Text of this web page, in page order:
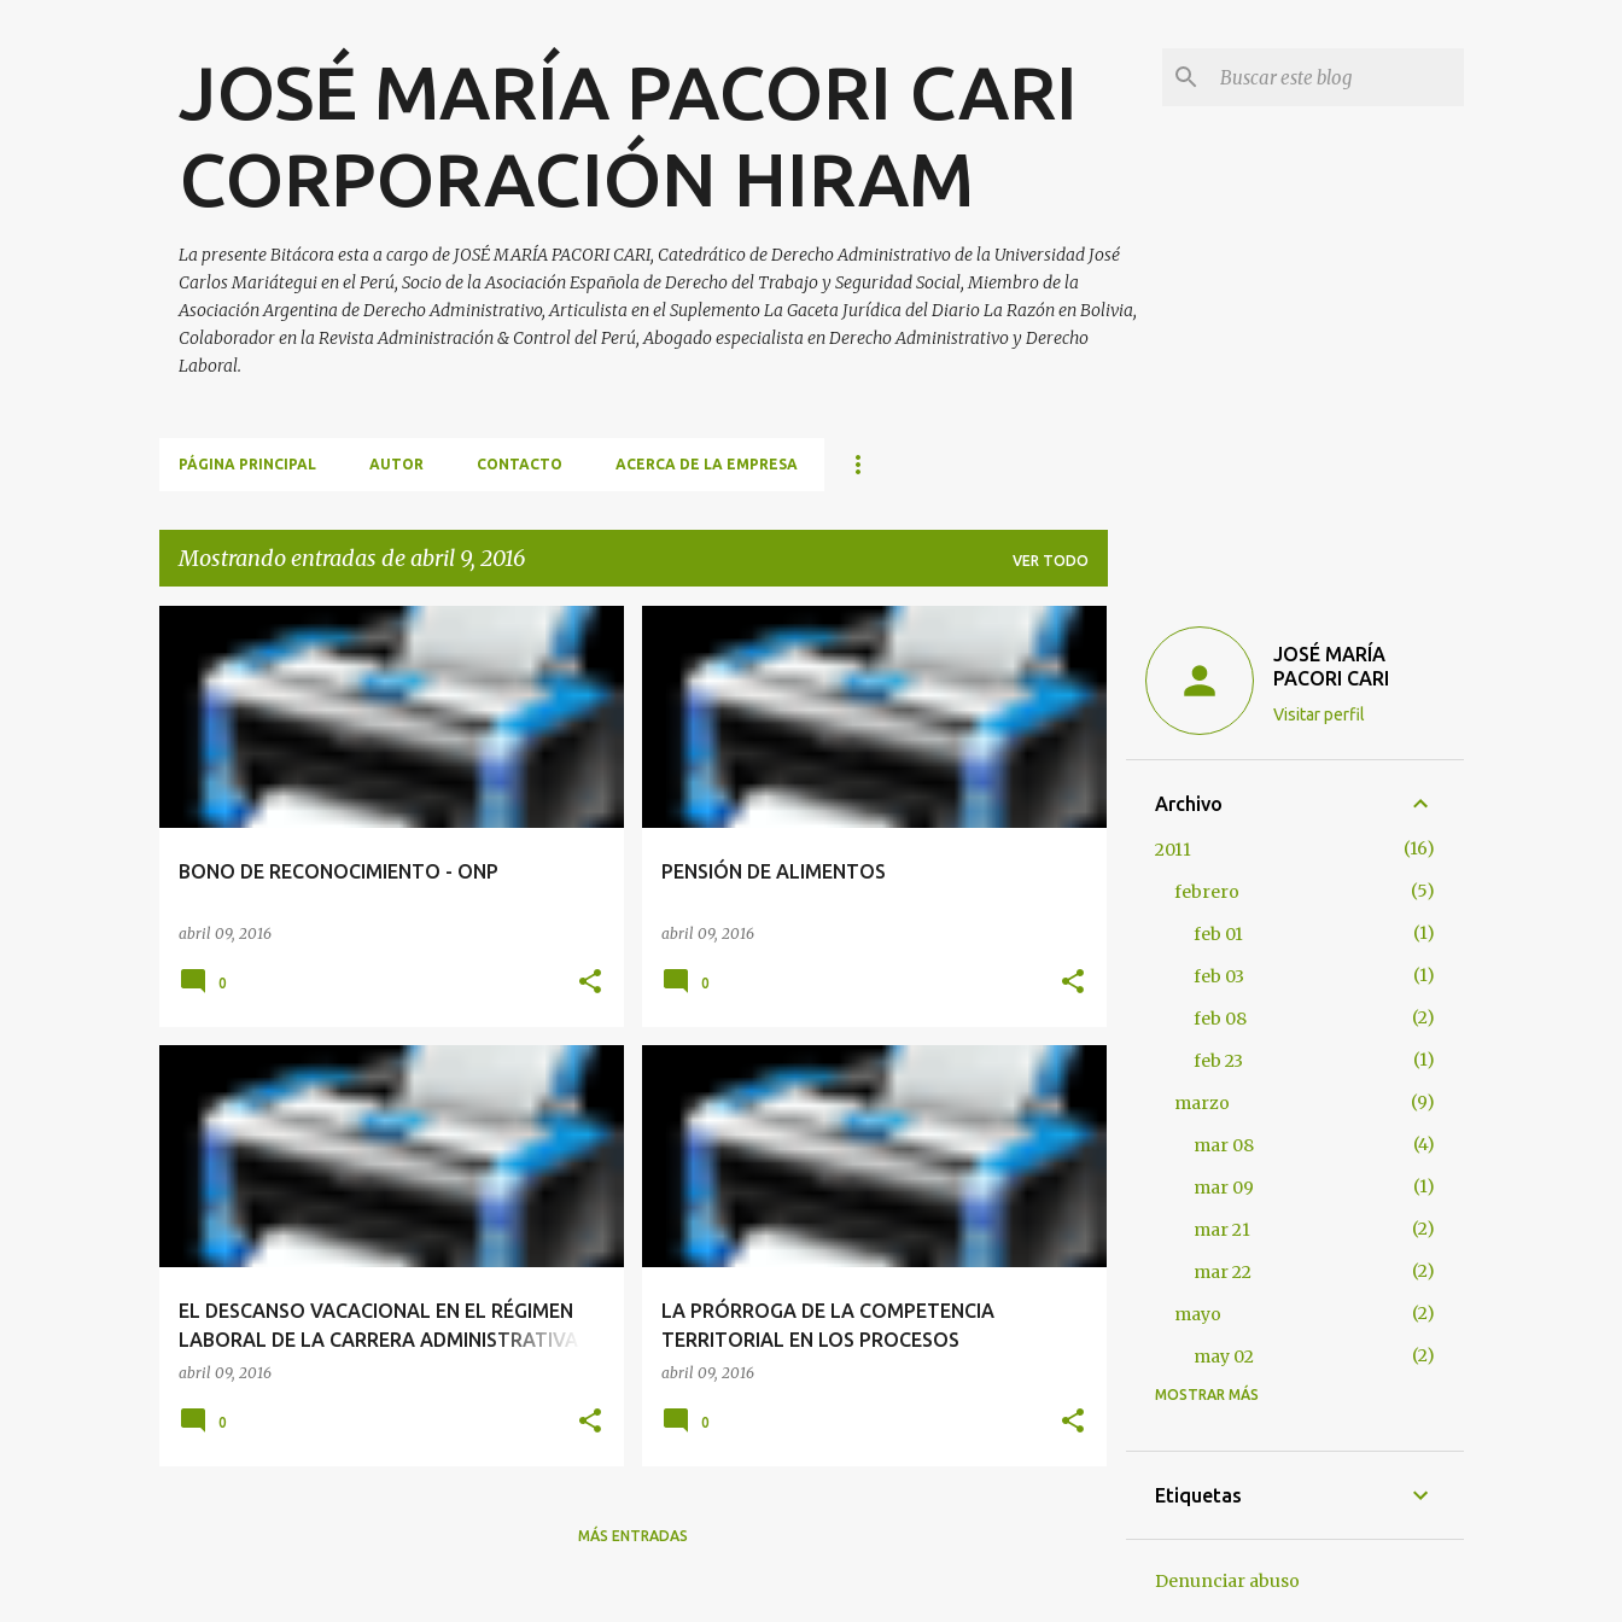
JOSÉ MARÍA PACORI CARI
CORPORACIÓN HIRAM
La presente Bitácora esta a cargo de JOSÉ MARÍA PACORI CARI, Catedrático de Derecho Administrativo de la Universidad José
Carlos Mariátegui en el Perú, Socio de la Asociación Española de Derecho del Trabajo y Seguridad Social, Miembro de la
Asociación Argentina de Derecho Administrativo, Articulista en el Suplemento La Gaceta Jurídica del Diario La Razón en Bolivia,
Colaborador en la Revista Administración & Control del Perú, Abogado especialista en Derecho Administrativo y Derecho
Laboral.
PÁGINA PRINCIPAL AUTOR CONTACTO ACERCA DE LA EMPRESA
Mostrando entradas de abril 9, 2016 VER TODO
BONO DE RECONOCIMIENTO - ONP
abril 09, 2016
BONO DE RECONOCIMIENTO
0
PENSIÓN DE ALIMENTOS
abril 09, 2016
ALIMENTOS
0
EL DESCANSO VACACIONAL EN EL RÉGIMEN
LABORAL DE LA CARRERA ADMINISTRATIVA -
JOSÉ MARÍA PACORI CARI
abril 09, 2016
VACACIONES
0
LA PRÓRROGA DE LA COMPETENCIA
TERRITORIAL EN LOS PROCESOS
CONTENCIOSOS ADMINISTRATIVOS - JOSÉ
abril 09, 2016
COMPETENCIA TERRITORIAL +
CONTENCIOSO ADMINISTRATIVO
0
MÁS ENTRADAS
JOSÉ MARÍA
PACORI CARI
Visitar perfil
Archivo
2011
16
febrero
5
feb 01
1
feb 03
1
feb 08
2
feb 23
1
marzo
9
mar 08
4
mar 09
1
mar 21
2
mar 22
2
mayo
2
may 02
2
2012
abr 17
MOSTRAR MÁS
Etiquetas
Denunciar abuso